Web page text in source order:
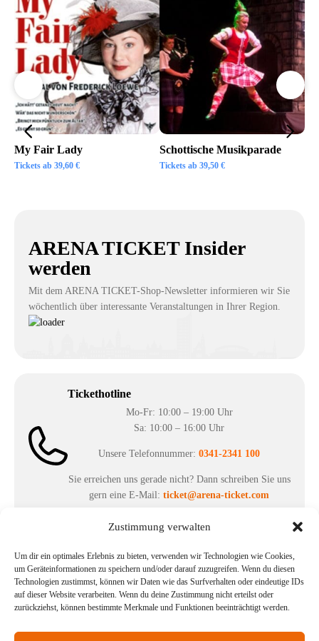
Zustimmung verwalten
Um dir ein optimales Erlebnis zu bieten, verwenden wir Technologien wie Cookies,
um Geräteinformationen zu speichern und/oder darauf zuzugreifen. Wenn du diesen
Technologien zustimmst, können wir Daten wie das Surfverhalten oder eindeutige IDs
auf dieser Website verarbeiten. Wenn du deine Zustimmung nicht erteilst oder
zurückziehst, können bestimmte Merkmale und Funktionen beeinträchtigt werden.
My Fair Lady
Tickets ab 39,60 €
Schottische Musikparade
Tickets ab 39,50 €
ARENA TICKET Insider
werden
Mit dem ARENA TICKET-Shop-Newsletter informieren wir Sie
wöchentlich über interessante Veranstaltungen in Ihrer Region.
Tickethotline
Mo-Fr: 10:00 – 19:00 Uhr
Sa: 10:00 – 16:00 Uhr
Unsere Telefonnummer: 0341-2341 100
Sie erreichen uns gerade nicht? Dann schreiben Sie uns
gern eine E-Mail: ticket@arena-ticket.com
unsere Sonderöffnungszeiten im Sommer:
in der Zeit vom 06.07. – 07.08.2026
Montag – Freitag: 10-18 Uhr Samstag: geschlossen